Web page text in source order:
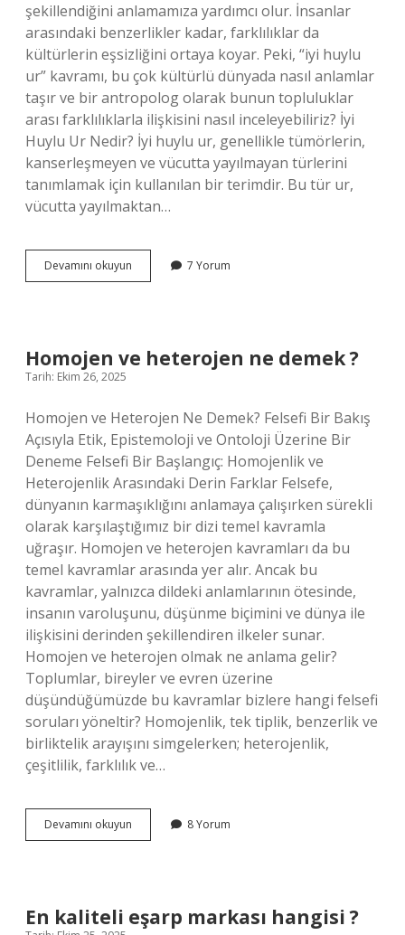
şekillendiğini anlamamıza yardımcı olur. İnsanlar
arasındaki benzerlikler kadar, farklılıklar da
kültürlerin eşsizliğini ortaya koyar. Peki, “iyi huylu
ur” kavramı, bu çok kültürlü dünyada nasıl anlamlar
taşır ve bir antropolog olarak bunun topluluklar
arası farklılıklarla ilişkisini nasıl inceleyebiliriz? İyi
Huylu Ur Nedir? İyi huylu ur, genellikle tümörlerin,
kanserleşmeyen ve vücutta yayılmayan türlerini
tanımlamak için kullanılan bir terimdir. Bu tür ur,
vücutta yayılmaktan…
Devamını okuyun
huylu
7 Yorum
Homojen ve heterojen ne demek ?
Tarih: Ekim 26, 2025
Homojen ve Heterojen Ne Demek? Felsefi Bir Bakış
Açısıyla Etik, Epistemoloji ve Ontoloji Üzerine Bir
Deneme Felsefi Bir Başlangıç: Homojenlik ve
Heterojenlik Arasındaki Derin Farklar Felsefe,
dünyanın karmaşıklığını anlamaya çalışırken sürekli
olarak karşılaştığımız bir dizi temel kavramla
uğraşır. Homojen ve heterojen kavramları da bu
temel kavramlar arasında yer alır. Ancak bu
kavramlar, yalnızca dildeki anlamlarının ötesinde,
insanın varoluşunu, düşünme biçimini ve dünya ile
ilişkisini derinden şekillendiren ilkeler sunar.
Homojen ve heterojen olmak ne anlama gelir?
Toplumlar, bireyler ve evren üzerine
düşündüğümüzde bu kavramlar bizlere hangi felsefi
soruları yöneltir? Homojenlik, tek tiplik, benzerlik ve
birliktelik arayışını simgelerken; heterojenlik,
çeşitlilik, farklılık ve…
Devamını okuyun Homojen
ve
8 Yorum
En kaliteli eşarp markası hangisi ?